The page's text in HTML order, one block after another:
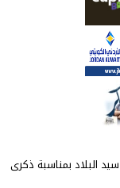
البلاد بمناسبة ذكرى